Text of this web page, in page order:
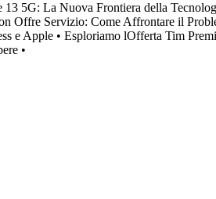
13 5G: La Nuova Frontiera della
Offre Servizio: Come Affrontare il
e Apple • Esploriamo lOfferta Tim
•